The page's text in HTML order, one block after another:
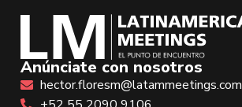
Anúnciate con nosotros
hector.floresm@latammeetings.com